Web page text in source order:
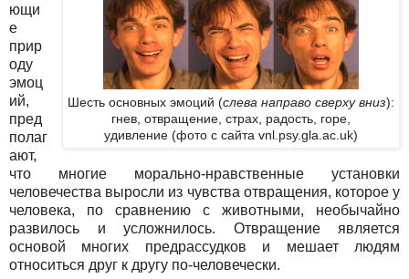
Шесть основных эмоций (слева направо сверху вниз):
гнев, отвращение, страх, радость, горе,
удивление (фото с сайта vnl.psy.gla.ac.uk)
ющи
е
прир
оду
эмоц
ий,
пред
полаг
ают,
что многие морально-нравственные установки
человечества выросли из чувства отвращения, которое у
человека, по сравнению с животными, необычайно
развилось и усложнилось. Отвращение является
основой многих предрассудков и мешает людям
относиться друг к другу по-человечески.